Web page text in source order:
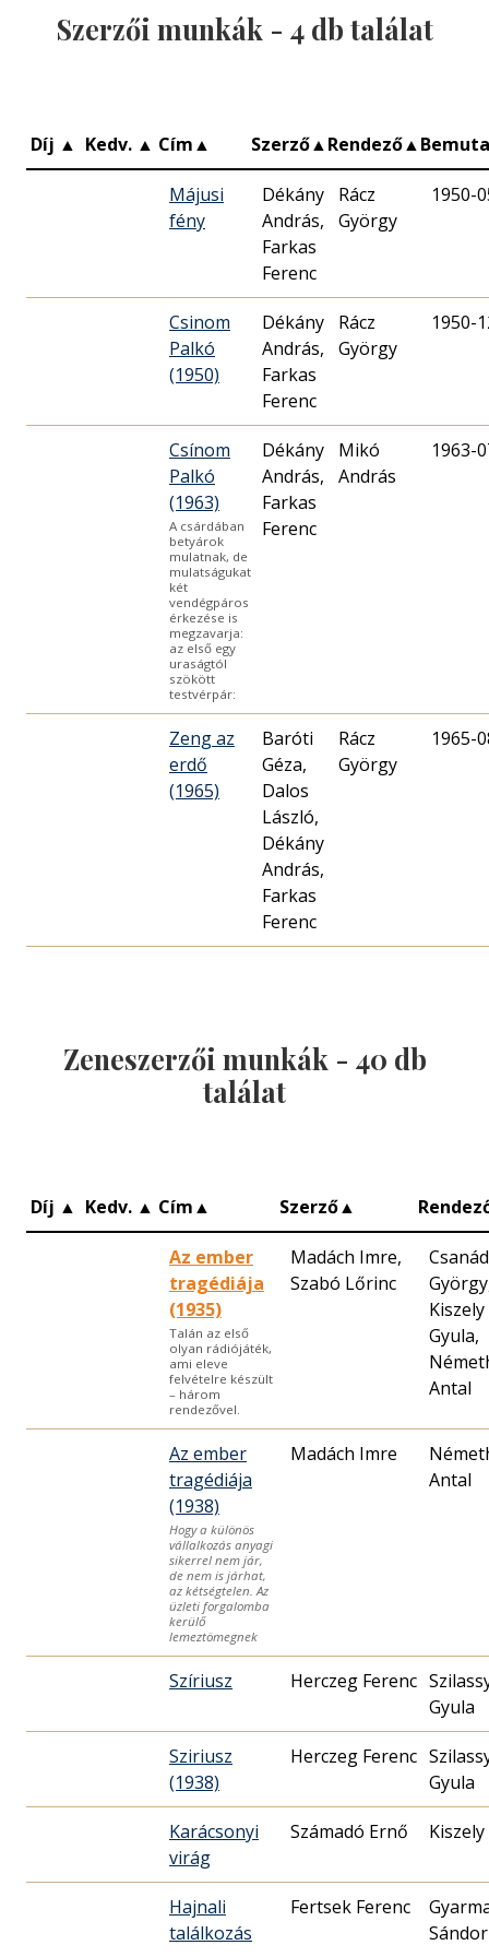
Szerzői munkák - 4db találat
Díj ▲ Kedv. ▲ Cím▲ Szerző▲Rendező▲
Májusi
fény
Dékány
András,
Farkas
Ferenc
Rácz
György
1950-
Csinom
Palkó
(1950)
Dékány
András,
Farkas
Ferenc
Rácz
György
1950-
Csínom
Palkó
(1963)
A csárdában
betyárok
mulatnak, de
mulatságukat
két
vendégpáros
érkezése is
megzavarja:
az első egy
uraságtól
szökött
testvérpár:
Dékány
András,
Farkas
Ferenc
Mikó
András
1963-
Zeng az
erdő
(1965)
Baróti
Géza,
Dalos
László,
Dékány
András,
Farkas
Ferenc
Rácz
György
1965-
Zeneszerzői munkák - 40 db
találat
Díj ▲ Kedv. ▲ Cím▲ Szerző▲
Az ember
tragédiája
(1935)
Talán az első
olyan rádiójáték,
ami eleve
felvételre készült
– három
rendezővel.
Madách Imre,
Szabó Lőrinc
Kiszely
Gyula,
Antal
Az ember
tragédiája
(1938)
Hogy a különös
vállalkozás anyagi
sikerrel nem jár,
de nem is járhat,
az kétségtelen. Az
üzleti forgalomba
kerülő
lemeztömegnek
Madách Imre
Antal
Szíriusz Herczeg Ferenc
Gyula
Sziriusz
(1938)
Herczeg Ferenc
Gyula
Karácsonyi
virág
Számadó Ernő
Hajnali
találkozás
Fertsek Ferenc
Sándor